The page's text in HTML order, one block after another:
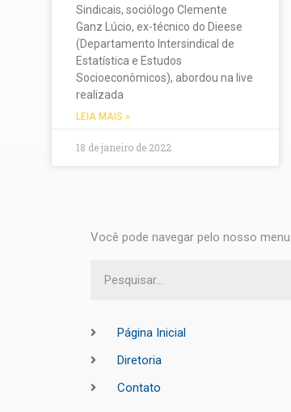
Sindicais, sociólogo Clemente
Ganz Lúcio, ex-técnico do Dieese
(Departamento Intersindical de
Estatística e Estudos
Socioeconômicos), abordou na live
realizada
LEIA MAIS »
18 de janeiro de 2022
Você pode navegar pelo nosso
Página Inicial
Diretoria
Contato